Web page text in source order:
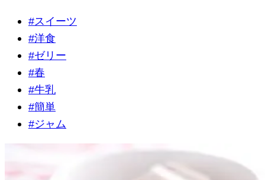
#スイーツ
#洋食
#ゼリー
#春
#牛乳
#簡単
#ジャム